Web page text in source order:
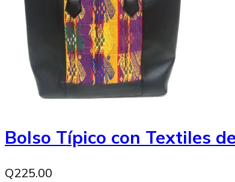
Bolso Típico con Textiles
Q225.00